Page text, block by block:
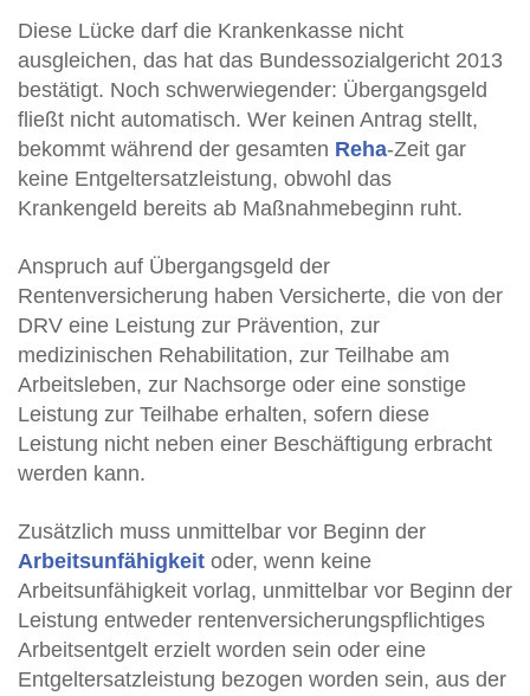
Diese Lücke darf die Krankenkasse nicht
ausgleichen, das hat das Bundessozialgericht 2013
bestätigt. Noch schwerwiegender: Übergangsgeld
fließt nicht automatisch. Wer keinen Antrag stellt,
bekommt während der gesamten Reha-Zeit gar
keine Entgeltersatzleistung, obwohl das
Krankengeld bereits ab Maßnahmebeginn ruht.
Anspruch auf Übergangsgeld der
Rentenversicherung haben Versicherte, die von der
DRV eine Leistung zur Prävention, zur
medizinischen Rehabilitation, zur Teilhabe am
Arbeitsleben, zur Nachsorge oder eine sonstige
Leistung zur Teilhabe erhalten, sofern diese
Leistung nicht neben einer Beschäftigung erbracht
werden kann.
Zusätzlich muss unmittelbar vor Beginn der
Arbeitsunfähigkeit oder, wenn keine
Arbeitsunfähigkeit vorlag, unmittelbar vor Beginn der
Leistung entweder rentenversicherungspflichtiges
Arbeitsentgelt erzielt worden sein oder eine
Entgeltersatzleistung bezogen worden sein, aus der